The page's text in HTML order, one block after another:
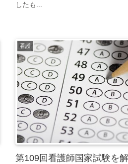
したも...
看護
第109回看護師国家試験を